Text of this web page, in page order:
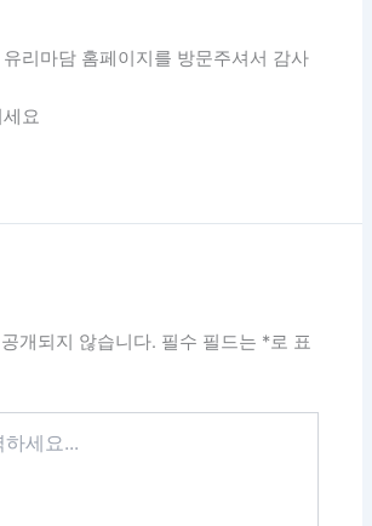
리마담 홈페이지를 방문주셔서 감사
요
개되지 않습니다. 필수 필드는 *로 표